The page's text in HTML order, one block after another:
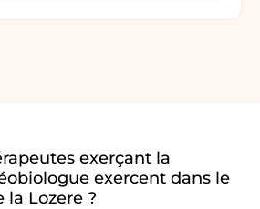
exerçant la
exercent dans le
Lozere ?